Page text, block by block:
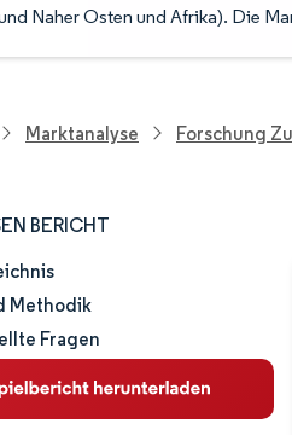
Naher Osten und Afrika). Die
Marktanalyse Forschung
BERICHT
und -anteil
Einblicke
Methodik
Fragen